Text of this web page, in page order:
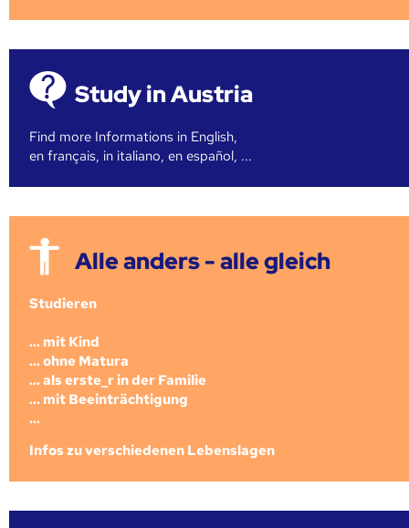
Study in Austria
Find more Informations in English,
en français, in italiano, en español, ...
Alle anders - alle gleich
Studieren
... mit Kind
... ohne Matura
... als erste_r in der Familie
... mit Beeinträchtigung
...
Infos zu verschiedenen Lebenslagen